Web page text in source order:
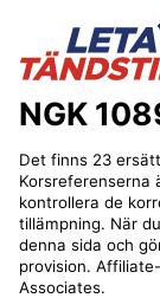
NGK
Det finns 23
Korsreferenserna
kontrollera de
tillämpning. När
denna sida och
provision.
Associates.